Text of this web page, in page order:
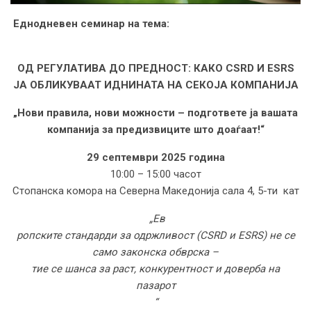
Еднодневен семинар на тема:
ОД РЕГУЛАТИВА ДО ПРЕДНОСТ: КАКО CSRD И ESRS
ЈА ОБЛИКУВААТ ИДНИНАТА НА СЕКОЈА КОМПАНИЈА
„Нови правила, нови можности – подгответе ја вашата
компанија за предизвиците што доаѓаат!“
29 септември 2025 година
10:00 – 15:00 часот
Стопанска комора на Северна Македонија сала 4, 5-ти кат
„Ев
ропските стандарди за одржливост (CSRD и ESRS) не се
само законска обврска –
тие се шанса за раст, конкурентност и доверба на
пазарот
“